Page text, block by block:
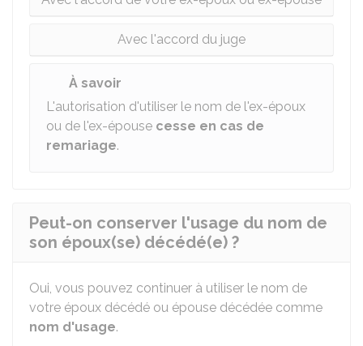
Avec l'accord du juge
À savoir
L'autorisation d'utiliser le nom de l'ex-époux
ou de l'ex-épouse cesse en cas de
remariage.
Peut-on conserver l'usage du nom de
son époux(se) décédé(e) ?
Oui, vous pouvez continuer à utiliser le nom de
votre époux décédé ou épouse décédée comme
nom d'usage.